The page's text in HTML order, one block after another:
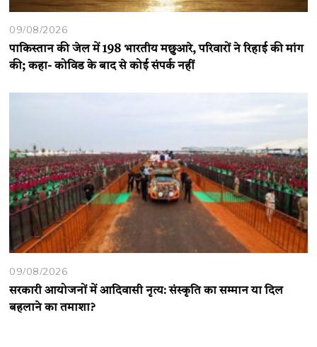
09/08/2026
पाकिस्तान की जेल में 198 भारतीय मछुआरे, परिवारों ने रिहाई की मांग
की; कहा- कोविड के बाद से कोई संपर्क नहीं
09/08/2026
सरकारी आयोजनों में आदिवासी नृत्य: संस्कृति का सम्मान या दिल
बहलाने का तमाशा?